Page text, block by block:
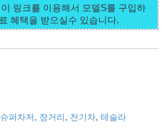
이 링크를 이용해서 모델S를 구입하
슈퍼차저, 장거리, 전기차, 테슬라